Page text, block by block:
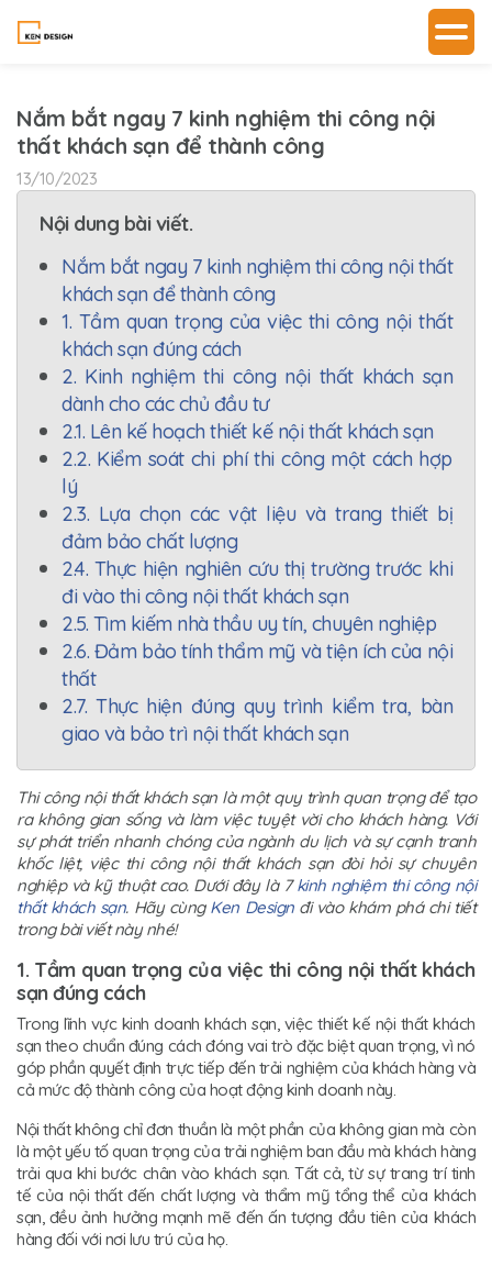
Nắm bắt ngay 7 kinh nghiệm thi công nội
thất khách sạn để thành công
13/10/2023
Nội dung bài viết.
Nắm bắt ngay 7 kinh nghiệm thi công nội thất
khách sạn để thành công
1. Tầm quan trọng của việc thi công nội thất
khách sạn đúng cách
2. Kinh nghiệm thi công nội thất khách sạn
dành cho các chủ đầu tư
2.1. Lên kế hoạch thiết kế nội thất khách sạn
2.2. Kiểm soát chi phí thi công một cách hợp
lý
2.3. Lựa chọn các vật liệu và trang thiết bị
đảm bảo chất lượng
2.4. Thực hiện nghiên cứu thị trường trước khi
đi vào thi công nội thất khách sạn
2.5. Tìm kiếm nhà thầu uy tín, chuyên nghiệp
2.6. Đảm bảo tính thẩm mỹ và tiện ích của nội
thất
2.7. Thực hiện đúng quy trình kiểm tra, bàn
giao và bảo trì nội thất khách sạn
Thi công nội thất khách sạn là một quy trình quan trọng để tạo
ra không gian sống và làm việc tuyệt vời cho khách hàng. Với
sự phát triển nhanh chóng của ngành du lịch và sự cạnh tranh
khốc liệt, việc thi công nội thất khách sạn đòi hỏi sự chuyên
nghiệp và kỹ thuật cao. Dưới đây là 7kinh nghiệm thi công nội
thất khách sạn. Hãy cùng Ken Designđi vào khám phá chi tiết
trong bài viết này nhé!
1. Tầm quan trọng của việc thi công nội thất khách
sạn đúng cách
Trong lĩnh vực kinh doanh khách sạn, việc thiết kế nội thất khách
sạn theo chuẩn đúng cách đóng vai trò đặc biệt quan trọng, vì nó
góp phần quyết định trực tiếp đến trải nghiệm của khách hàng và
cả mức độ thành công của hoạt động kinh doanh này.
Nội thất không chỉ đơn thuần là một phần của không gian mà còn
là một yếu tố quan trọng của trải nghiệm ban đầu mà khách hàng
trải qua khi bước chân vào khách sạn. Tất cả, từ sự trang trí tinh
tế của nội thất đến chất lượng và thẩm mỹ tổng thể của khách
sạn, đều ảnh hưởng mạnh mẽ đến ấn tượng đầu tiên của khách
hàng đối với nơi lưu trú của họ.